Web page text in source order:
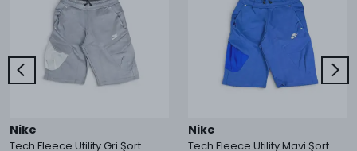
Nike
Tech Fleece Utility Gri Şort
Nike
Tech Fleece Utility Mavi Şort